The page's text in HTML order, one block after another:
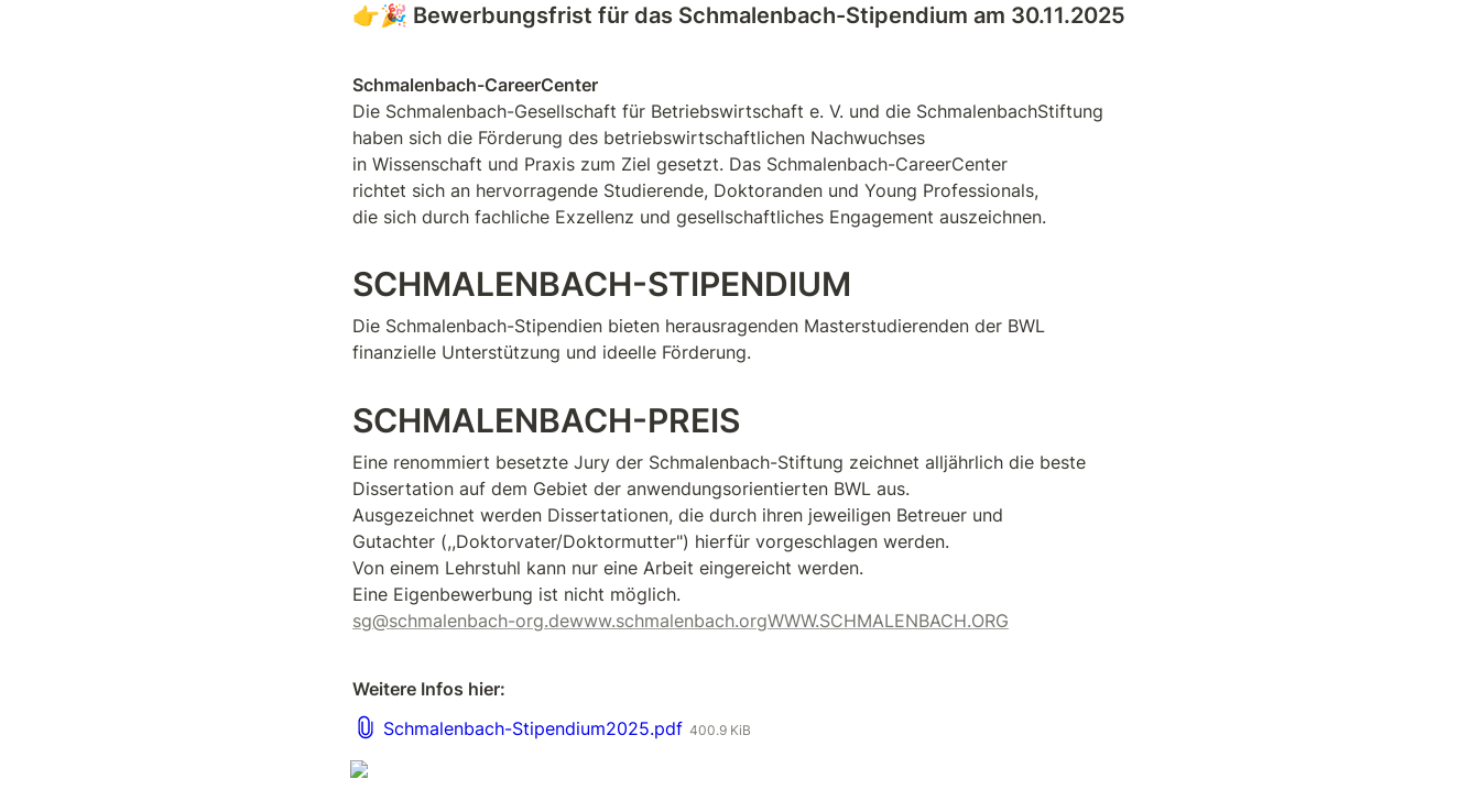
👉🎉 Bewerbungsfrist für das Schmalenbach-Stipendium am 30.11.2025
Schmalenbach-CareerCenter
Die Schmalenbach-Gesellschaft für Betriebswirtschaft e. V. und die SchmalenbachStiftung
haben sich die Förderung des betriebswirtschaftlichen Nachwuchses
in Wissenschaft und Praxis zum Ziel gesetzt. Das Schmalenbach-CareerCenter
richtet sich an hervorragende Studierende, Doktoranden und Young Professionals,
die sich durch fachliche Exzellenz und gesellschaftliches Engagement auszeichnen.
SCHMALENBACH-STIPENDIUM
Die Schmalenbach-Stipendien bieten herausragenden Masterstudierenden der BWL
finanzielle Unterstützung und ideelle Förderung.
SCHMALENBACH-PREIS
Eine renommiert besetzte Jury der Schmalenbach-Stiftung zeichnet alljährlich die beste
Dissertation auf dem Gebiet der anwendungsorientierten BWL aus.
Ausgezeichnet werden Dissertationen, die durch ihren jeweiligen Betreuer und
Gutachter (,,Doktorvater/Doktormutter") hierfür vorgeschlagen werden.
Von einem Lehrstuhl kann nur eine Arbeit eingereicht werden.
sg@schmalenbach-org.dewww.schmalenbach.orgWWW.SCHMALENBACH.ORG
Weitere Infos hier:
Schmalenbach-Stipendium2025.pdf 400.9 KiB